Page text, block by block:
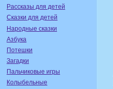
Рассказы для детей
Сказки для детей
Народные сказки
Азбука
Потешки
Загадки
Пальчиковые игры
Колыбельные